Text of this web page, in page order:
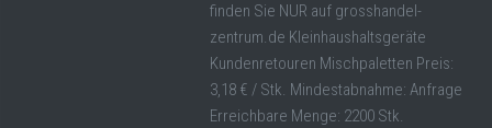
finden Sie NUR auf grosshandel-
zentrum.de Kleinhaushaltsgeräte
Kundenretouren Mischpaletten Preis:
3,18 € / Stk. Mindestabnahme: Anfrage
Erreichbare Menge: 2200 Stk.